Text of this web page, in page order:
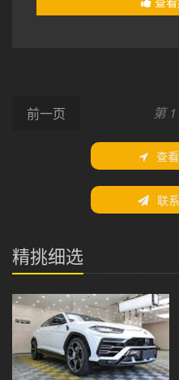
前一页 第
查
联
精挑细选